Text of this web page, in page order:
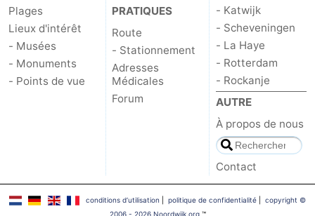
Plages
Lieux d'intérêt
- Musées
- Monuments
- Points de vue
PRATIQUES
Route
- Stationnement
Adresses
Médicales
Forum
- Katwijk
- Scheveningen
- La Haye
- Rotterdam
- Rockanje
AUTRE
À propos de nous
Contact
conditions d‘utilisation politique de confidentialité| copyright ©
2006 - 2026 Noordwijk.org™